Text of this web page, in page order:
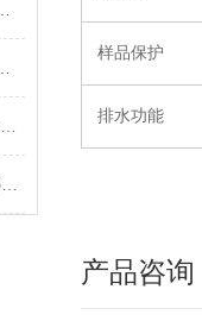
样品保护
排水功能
产品咨询